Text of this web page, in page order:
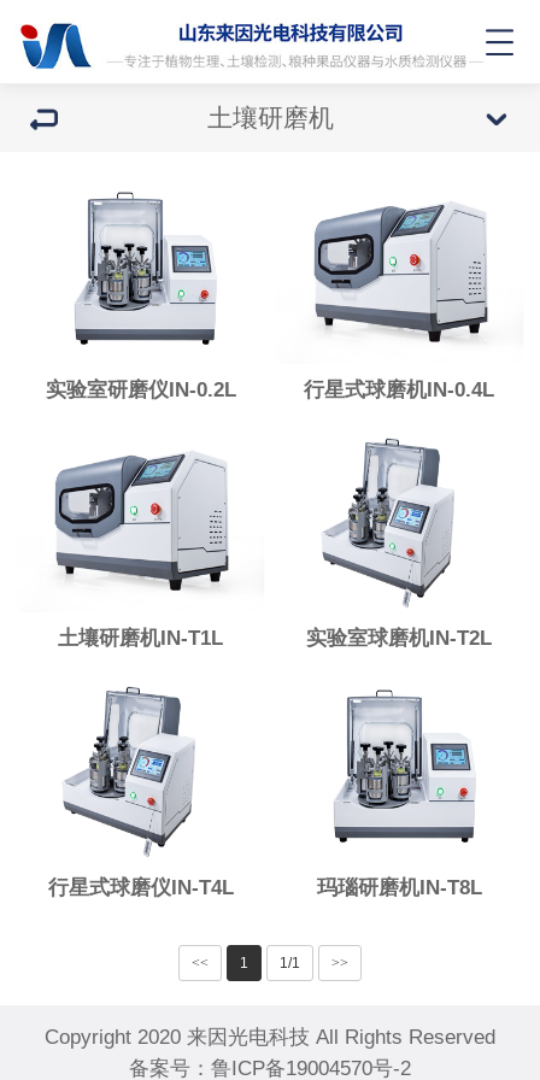
土壤研磨机
实验室研磨仪IN-0.2L 行星式球磨机IN-0.4L
土壤研磨机IN-T1L 实验室球磨机IN-T2L
行星式球磨仪IN-T4L 玛瑙研磨机IN-T8L
<< 1 1/1 >>
Copyright 2020 来因光电科技 All Rights Reserved
备案号： 鲁ICP备19004570号-2